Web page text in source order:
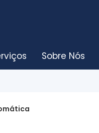
Sobre Nós